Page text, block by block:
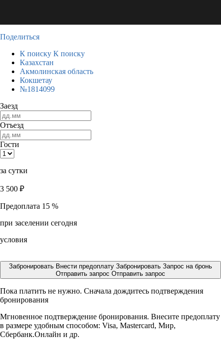
Поделиться
К поиску К поиску
Казахстан
Акмолинская область
Кокшетау
№1814099
Заезд
Отъезд
Гости
за сутки
3 500 ₽
Предоплата 15 %
при заселении сегодня
условия
Забронировать Внести предоплату Забронировать Запрос на бронь
Отправить запрос Отправить запрос
Пока платить не нужно. Сначала дождитесь подтверждения
бронирования
Мгновенное подтверждение бронирования. Внесите предоплату
в размере удобным способом: Visa, Mastercard, Мир,
Сбербанк.Онлайн и др.